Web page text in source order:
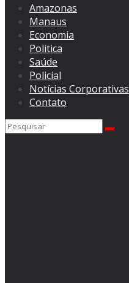
Amazonas
Manaus
Economia
Politica
Saúde
Policial
Notícias Corporativas
Contato